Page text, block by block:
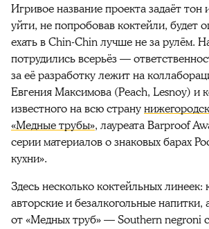
Игривое название проекта задаёт тон
уйти, не попробовав коктейли, будет
ехать в Chin-Chin лучше не за рулём.
потрудились всерьёз —
за её разработку лежит на
Евгения Максимова (Peach, Lesnoy) и
известного на всю страну
«Медные трубы», лауреата Barproof
серии материалов о знаковых барах
кухни».
Здесь несколько коктейльных линеек:
авторские и безалкогольные
от «Медных труб» — Southern negroni